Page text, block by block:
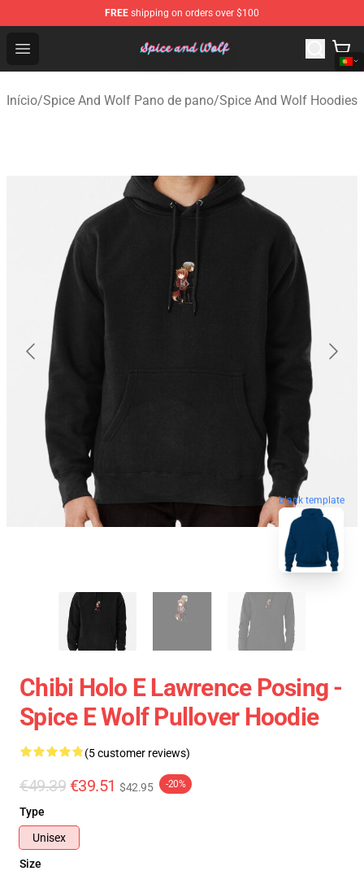
FREE shipping on orders over $100
Open menu
Spice And Wolf Store - Official Spice And Wolf
Início/Spice And Wolf Pano de pano/Spice And Wolf Hoodies
blank template
Chibi Holo E Lawrence Posing -
Spice E Wolf Pullover Hoodie
(5 customer reviews)
€49.39 €39.51 $42.95 -20%
Type
Unisex
Size